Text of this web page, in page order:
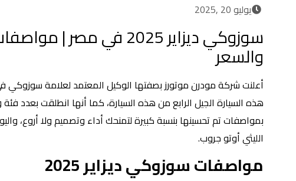
يوليو 20 ,2025
سوزوكي ديزاير 2025 في مصر |
والسعر
أعلنت شركة مودرن موتورز بصفتها الوكيل المعتمد لعلامة
هذه السيارة الجيل الرابع من هذه السيارة، كما أنها انطلقت
بمواصفات تم تحسينها بنسبة كبيرة لتمنحك أداء وتصميم ولا أروع،
الليثي أوتو جروب.
مواصفات سوزوكي ديزاير 2025